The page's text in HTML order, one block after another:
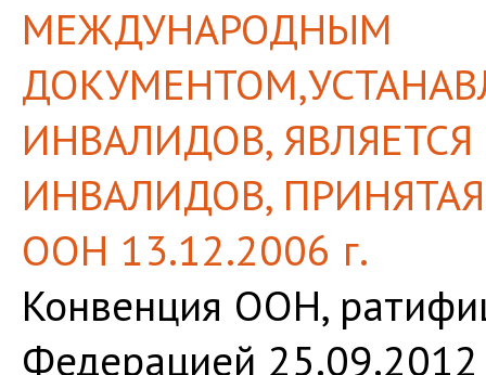
МЕЖДУНАРОДНЫМ
ИНВАЛИДОВ,
ИНВАЛИДОВ,
ООН 13.12.2006 г.
Конвенция ООН,
Федерацией 25.09.2012